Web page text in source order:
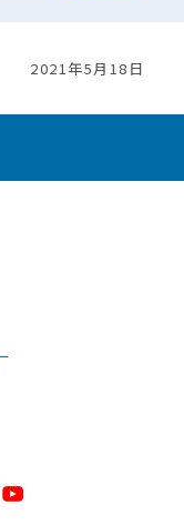
2021年5月18日